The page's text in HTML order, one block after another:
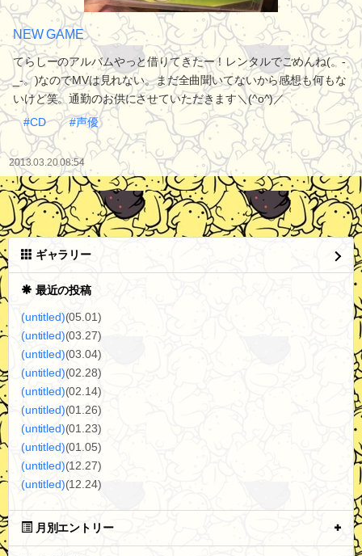
NEW GAME
てらしーのアルバムやっと借りてきたー！レンタルでごめんね(。-
_-。)なのでMVは見れない。まだ全曲聞いてないから感想も何もな
いけど笑。通勤のお供にさせていただきます＼(^o^)／
#CD
#声優
2013.03.20 08:54
ギャラリー
最近の投稿
(untitled)(05.01)
(untitled)(03.27)
(untitled)(03.04)
(untitled)(02.28)
(untitled)(02.14)
(untitled)(01.26)
(untitled)(01.23)
(untitled)(01.05)
(untitled)(12.27)
(untitled)(12.24)
月別エントリー